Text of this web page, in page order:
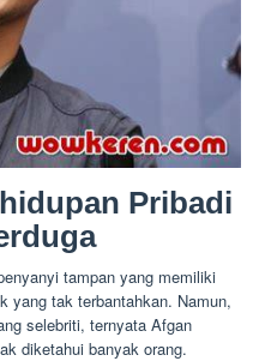
Pribadi
tampan yang memiliki
yang tak terbantahkan. Namun,
selebriti, ternyata Afgan
diketahui banyak orang.